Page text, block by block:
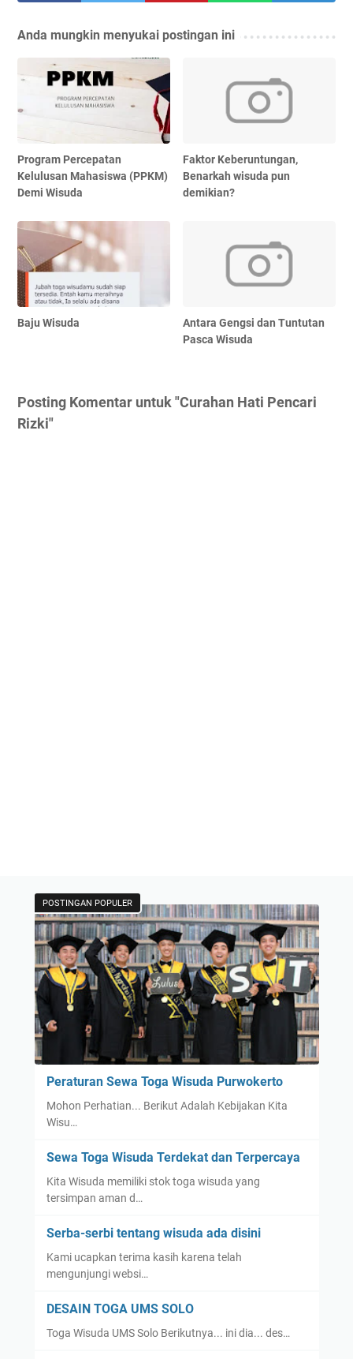
Anda mungkin menyukai postingan ini
Program Percepatan
Kelulusan Mahasiswa (PPKM)
Demi Wisuda
Faktor Keberuntungan,
Benarkah wisuda pun
demikian?
Baju Wisuda
Antara Gengsi dan Tuntutan
Pasca Wisuda
Posting Komentar untuk "Curahan Hati Pencari
Rizki"
POSTINGAN POPULER
Peraturan Sewa Toga Wisuda Purwokerto
Mohon Perhatian... Berikut Adalah Kebijakan Kita
Wisu…
Sewa Toga Wisuda Terdekat dan Terpercaya
Kita Wisuda memiliki stok toga wisuda yang
tersimpan aman d…
Serba-serbi tentang wisuda ada disini
Kami ucapkan terima kasih karena telah
mengunjungi websi…
DESAIN TOGA UMS SOLO
Toga Wisuda UMS Solo Berikutnya... ini dia... des…